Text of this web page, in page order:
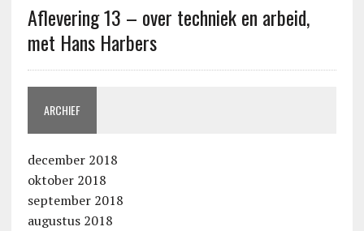
Aflevering 13 – over techniek en arbeid,
met Hans Harbers
ARCHIEF
december 2018
oktober 2018
september 2018
augustus 2018